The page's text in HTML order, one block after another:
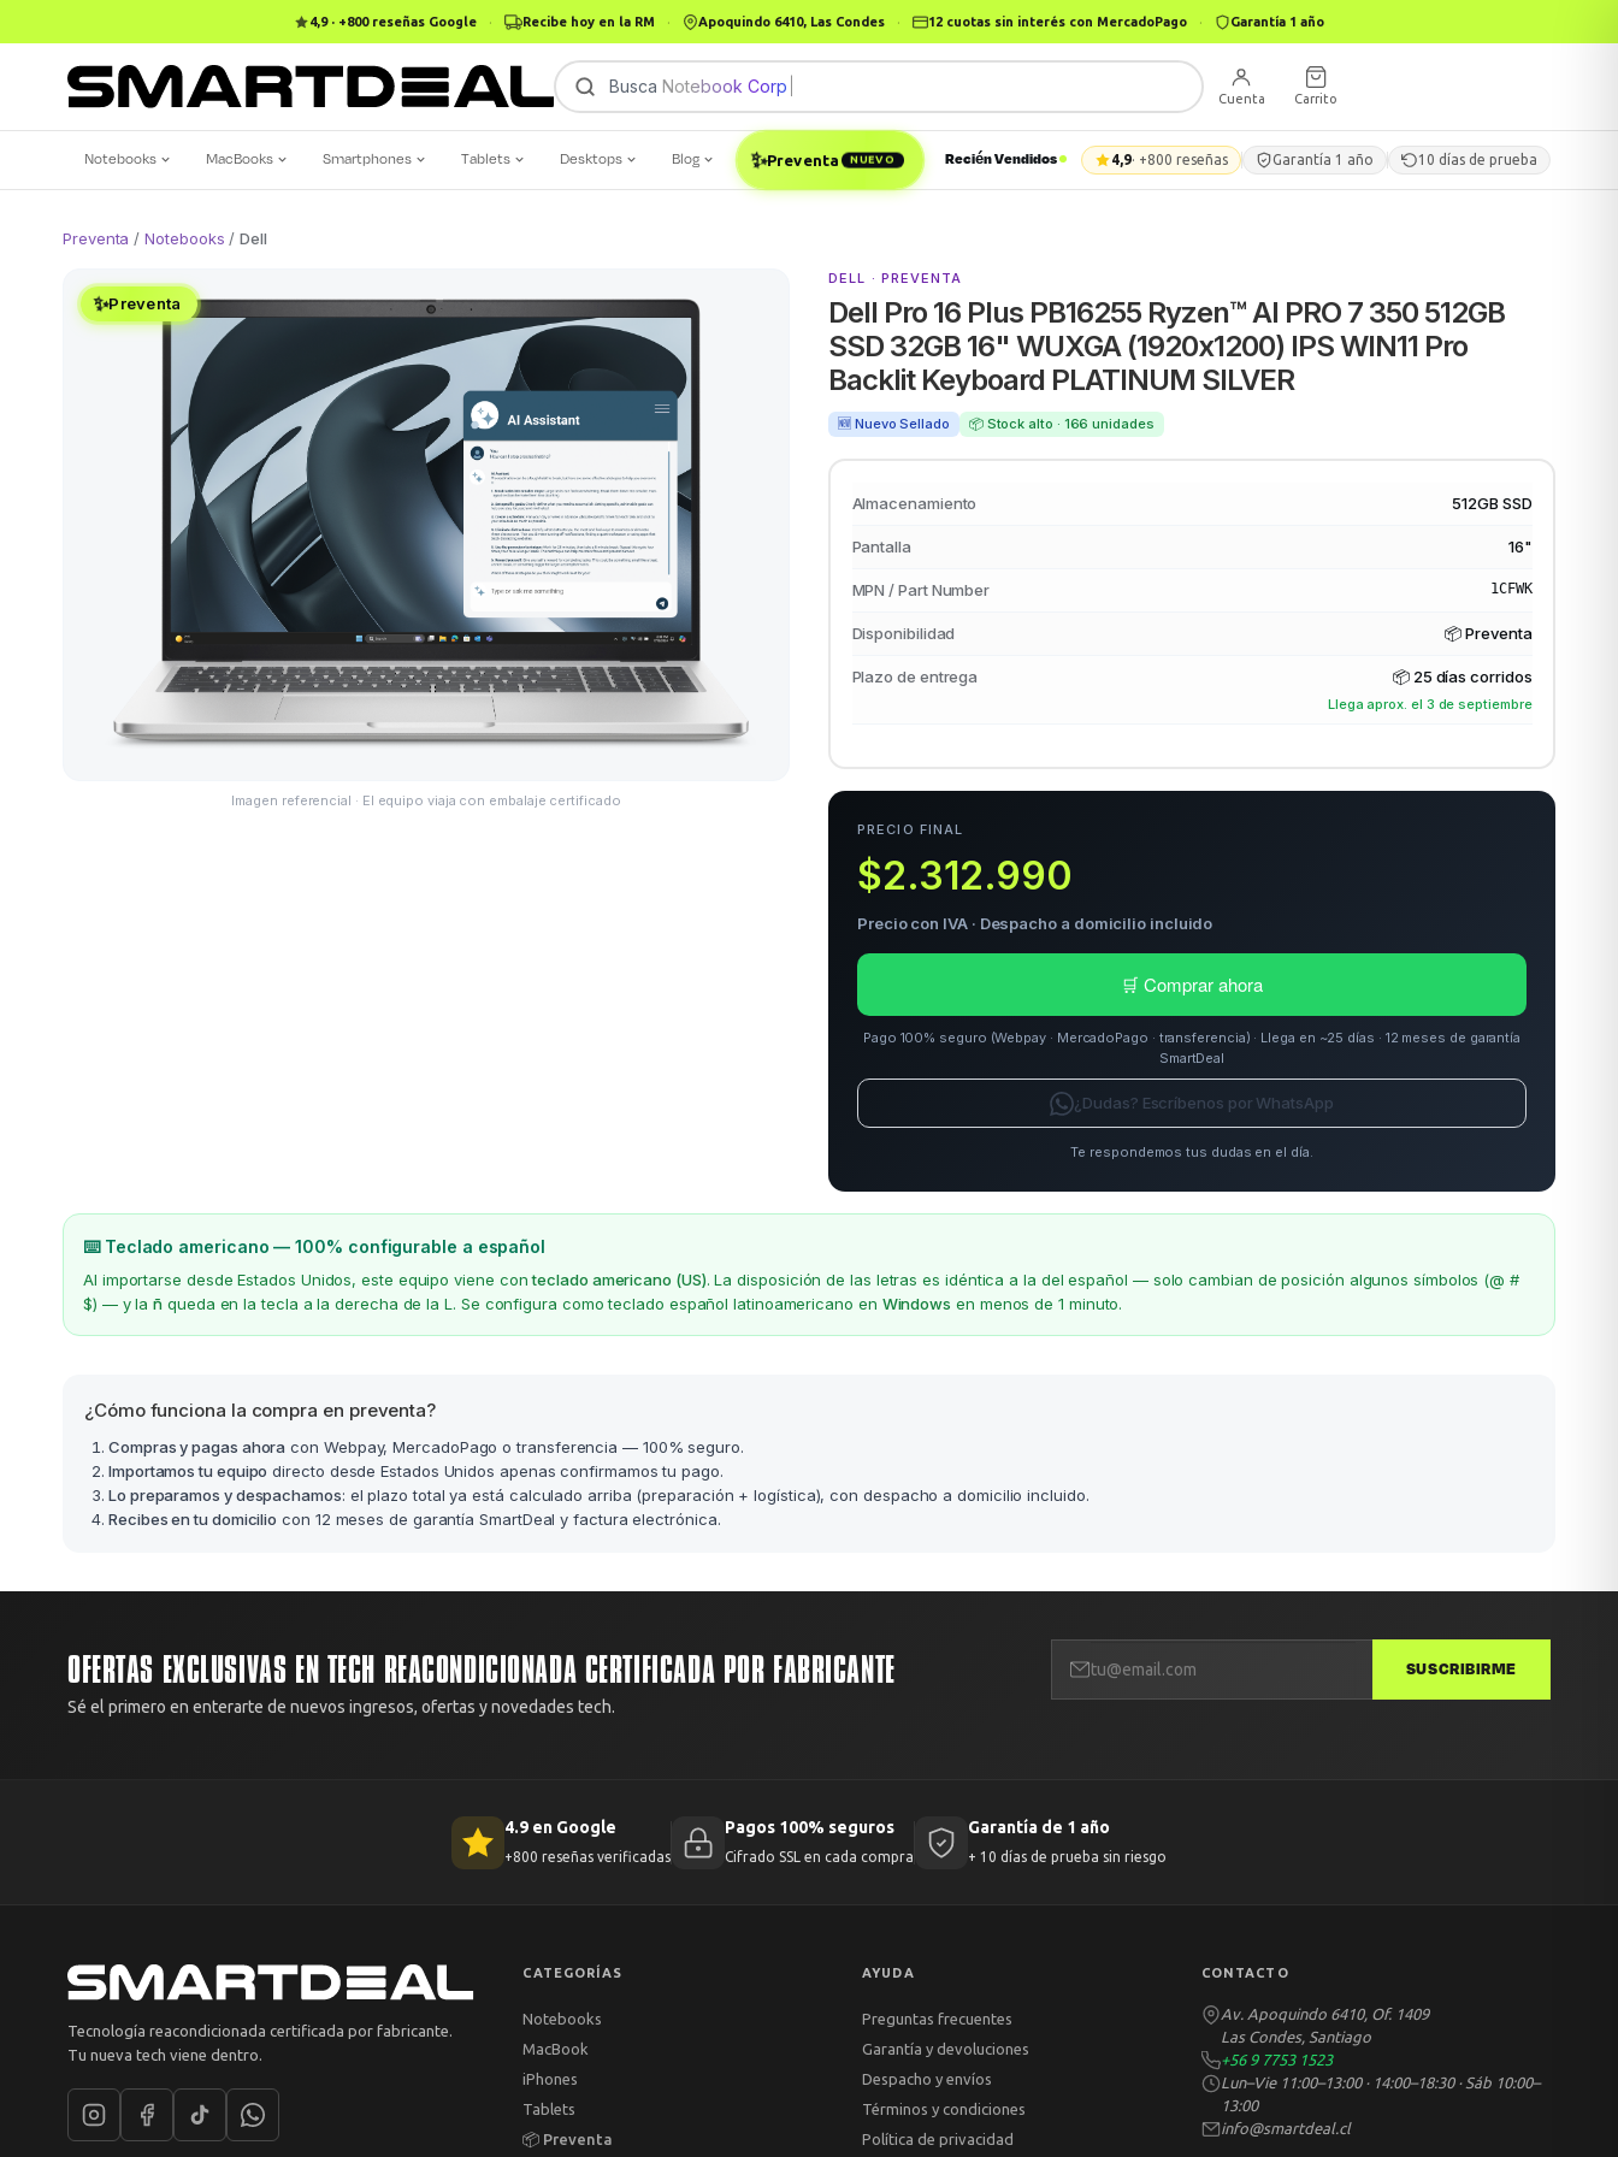
4,9 · +800 reseñas Google · Recibe hoy en la RM · Apoquindo 6410, Las Condes · 12 cuotas sin interés con MercadoPago · Garantía 1 año
Busca Notebook Corporat
Cuenta Carrito
Notebooks MacBooks Smartphones Tablets Desktops Blog ✨Preventa NUEVO Recién Vendidos 4,9· +800 reseñas Garantía 1 año 10 días de prueba
Preventa /Notebooks /Dell
✨Preventa
Imagen referencial · El equipo viaja con embalaje certificado
DELL · PREVENTA
Dell Pro 16 Plus PB16255 Ryzen™ AI PRO 7 350 512GB
SSD 32GB 16" WUXGA (1920x1200) IPS WIN11 Pro
Backlit Keyboard PLATINUM SILVER
🆕 Nuevo Sellado 📦 Stock alto · 166 unidades
Almacenamiento 512GB SSD
Pantalla 16"
MPN / Part Number 1CFWK
Disponibilidad 📦 Preventa
Plazo de entrega 📦 25 días corridos
Llega aprox. el 3 de septiembre
PRECIO FINAL
$2.312.990
Precio con IVA · Despacho a domicilio incluido
🛒 Comprar ahora
Pago 100% seguro (Webpay · MercadoPago · transferencia) · Llega en ~25 días · 12 meses de garantía
SmartDeal
¿Dudas? Escríbenos por WhatsApp
Te respondemos tus dudas en el día.
⌨️ Teclado americano — 100% configurable a español
Al importarse desde Estados Unidos, este equipo viene conteclado americano (US). La disposición de las letras es idéntica a la del español — solo cambian de posición algunos símbolos (@ #
$) — y lañ queda en la tecla a la derecha de la L. Se configura como teclado español latinoamericano en Windows en menos de 1 minuto.
¿Cómo funciona la compra en preventa?
Compras y pagas ahora con Webpay, MercadoPago o transferencia — 100% seguro.
Importamos tu equipo directo desde Estados Unidos apenas confirmamos tu pago.
Lo preparamos y despachamos: el plazo total ya está calculado arriba (preparación + logística), con despacho a domicilio incluido.
Recibes en tu domicilio con 12 meses de garantía SmartDeal y factura electrónica.
OFERTAS EXCLUSIVAS EN TECH REACONDICIONADA CERTIFICADA POR FABRICANTE
Sé el primero en enterarte de nuevos ingresos, ofertas y novedades tech.
SUSCRIBIRME
4.9 en Google
+800 reseñas verificadas
Pagos 100% seguros
Cifrado SSL en cada compra
Garantía de 1 año
+ 10 días de prueba sin riesgo
Tecnología reacondicionada certificada por fabricante.
Tu nueva tech viene dentro.
CATEGORÍAS
Notebooks
MacBook
iPhones
Tablets
📦 Preventa
AYUDA
Preguntas frecuentes
Garantía y devoluciones
Despacho y envíos
Términos y condiciones
Política de privacidad
CONTACTO
Av. Apoquindo 6410, Of. 1409
Las Condes, Santiago
+56 9 7753 1523
Lun–Vie 11:00–13:00 · 14:00–18:30 · Sáb 10:00–
13:00
info@smartdeal.cl